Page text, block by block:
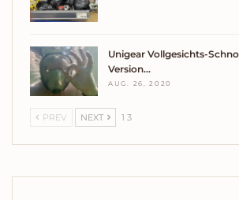
Unigear Vollgesichts-
Version…
AUG. 26, 2020
PREV NEXT 1 3